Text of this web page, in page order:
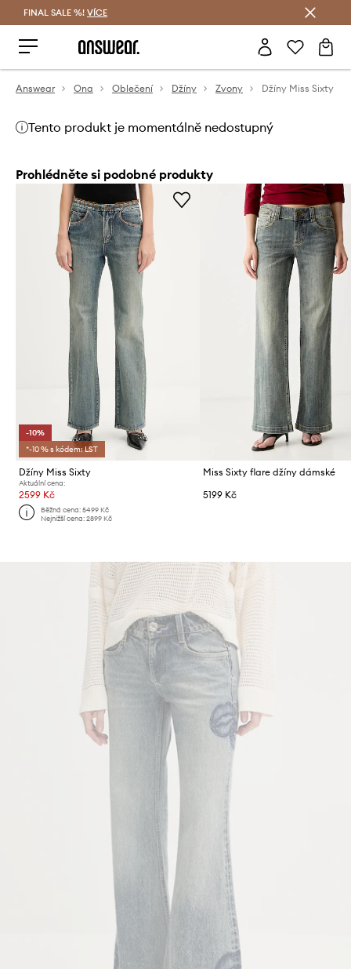
FINAL SALE %! VÍCE
Answear Ona Oblečení Džíny Zvony Džíny Miss Sixty
Tento produkt je momentálně nedostupný
Prohlédněte si podobné produkty
-10%
*-10 % s kódem: LST
Džíny Miss Sixty
Aktuální cena:
2599 Kč
Běžná cena:5499 Kč
Nejnižší cena:2899 Kč
Miss Sixty flare džíny dámské
5199 Kč